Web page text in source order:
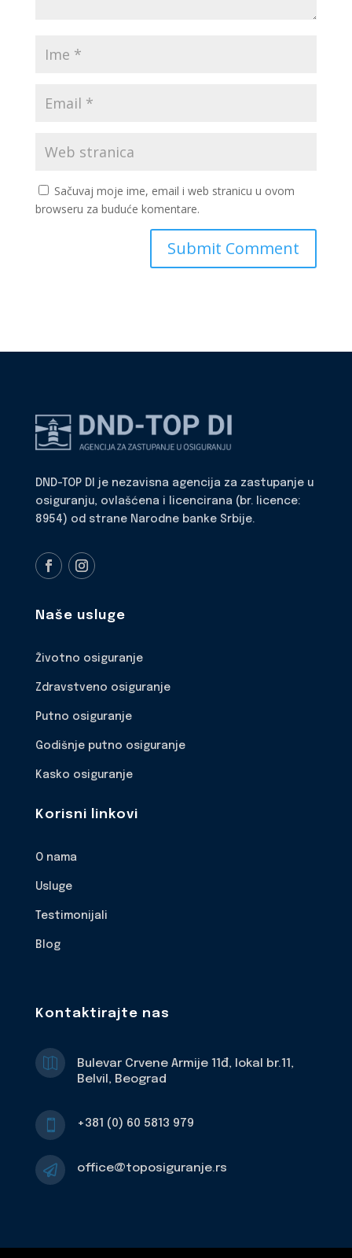
Sačuvaj moje ime, email i web stranicu u ovom
browseru za buduće komentare.
DND-TOP DI je nezavisna agencija za zastupanje u
osiguranju, ovlašćena i licencirana (br. licence:
8954) od strane Narodne banke Srbije.
Naše usluge
Životno osiguranje
Zdravstveno osiguranje
Putno osiguranje
Godišnje putno osiguranje
Kasko osiguranje
Korisni linkovi
O nama
Usluge
Testimonijali
Blog
Kontaktirajte nas

Bulevar Crvene Armije 11đ, lokal br.11,
Belvil, Beograd
 +381 (0) 60 5813 979
 office@toposiguranje.rs